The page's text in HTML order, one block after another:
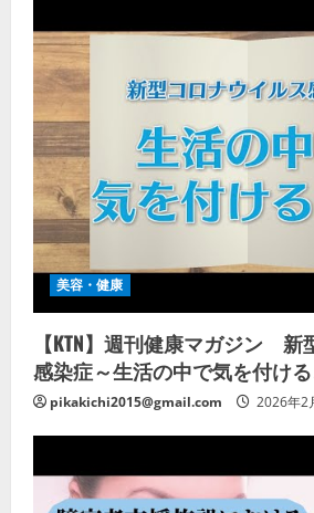
美容・健康
【KTN】週刊健康マガジン 新
感染症～生活の中で気を付け
pikakichi2015@gmail.com 2026年2